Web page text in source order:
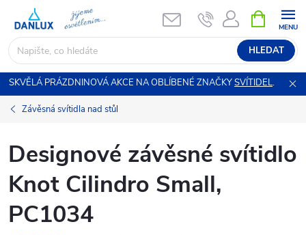
obsah
HLEDAT
NÁKUPNÍ
KOŠÍK
SKVĚLÁ PRÁZDNINOVÁ AKCE NA OBLÍBENÉ ZNAČKYSVÍTIDEL.
Závěsná svítidla nad stůl
Designové závěsné svítidlo
Knot Cilindro Small,
PC1034